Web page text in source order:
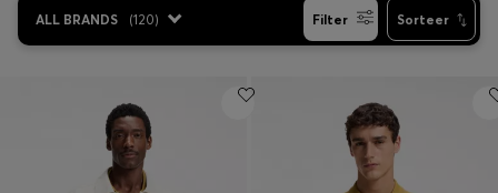
Kinderen
ALL BRANDS (120) Filter Sorteer